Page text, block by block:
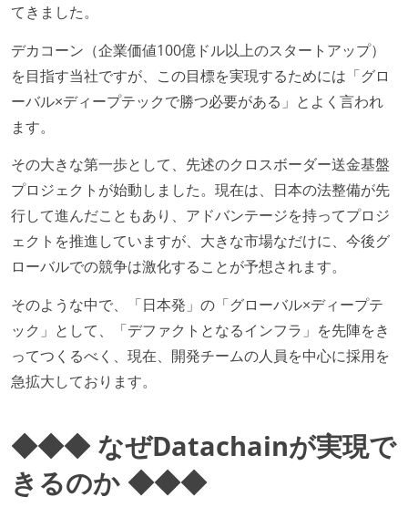
てきました。
デカコーン（企業価値100億ドル以上のスタートアップ）
を目指す当社ですが、この目標を実現するためには「グロ
ーバル×ディープテックで勝つ必要がある」とよく言われ
ます。
その大きな第一歩として、先述のクロスボーダー送金基盤
プロジェクトが始動しました。現在は、日本の法整備が先
行して進んだこともあり、アドバンテージを持ってプロジ
ェクトを推進していますが、大きな市場なだけに、今後グ
ローバルでの競争は激化することが予想されます。
そのような中で、「日本発」の「グローバル×ディープテ
ック」として、「デファクトとなるインフラ」を先陣をき
ってつくるべく、現在、開発チームの人員を中心に採用を
急拡大しております。
◆◆◆ なぜDatachainが実現で
きるのか ◆◆◆